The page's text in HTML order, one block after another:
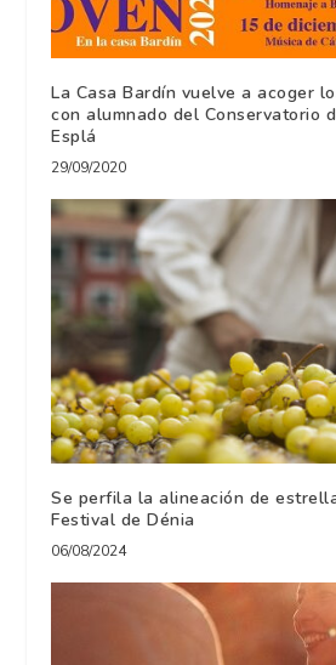
La Casa Bardín vuelve a acoger
con alumnado del Conservatorio
Esplá
29/09/2020
Se perfila la alineación de
Festival de Dénia
06/08/2024